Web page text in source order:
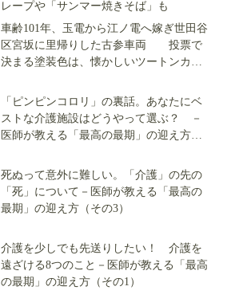
レープや「サンマー焼きそば」も
車齢101年、玉電から江ノ電へ嫁ぎ世田谷
区宮坂に里帰りした古参車両 投票で
決まる塗装色は、懐かしいツートンカラ
「ピンピンコロリ」の裏話。あなたにベ
ストな介護施設はどうやって選ぶ？ －
医師が教える「最高の最期」の迎え方
死ぬって意外に難しい。「介護」の先の
「死」について－医師が教える「最高の
最期」の迎え方（その3）
介護を少しでも先送りしたい！ 介護を
遠ざける8つのこと－医師が教える「最高
の最期」の迎え方（その1）